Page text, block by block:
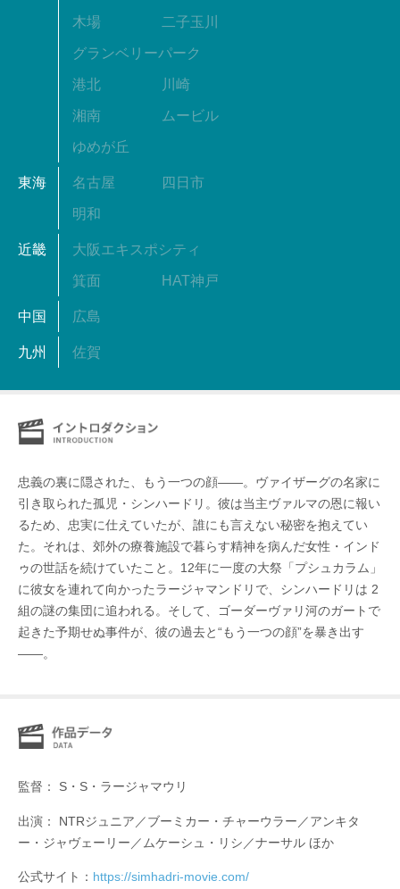
木場 二子玉川
グランベリーパーク
港北 川崎
湘南 ムービル
ゆめが丘
東海 名古屋 四日市
明和
近畿 大阪エキスポシティ
箕面 HAT神戸
中国 広島
九州 佐賀
忠義の裏に隠された、もう一つの顔——。ヴァイザーグの名家に
引き取られた孤児・シンハードリ。彼は当主ヴァルマの恩に報い
るため、忠実に仕えていたが、誰にも言えない秘密を抱えてい
た。それは、郊外の療養施設で暮らす精神を病んだ女性・インド
ゥの世話を続けていたこと。12年に一度の大祭「プシュカラム」
に彼女を連れて向かったラージャマンドリで、シンハードリは 2
組の謎の集団に追われる。そして、ゴーダーヴァリ河のガートで
起きた予期せぬ事件が、彼の過去と“もう一つの顔”を暴き出す
——。
監督： S・S・ラージャマウリ
出演： NTRジュニア／ブーミカー・チャーウラー／アンキタ
ー・ジャヴェーリー／ムケーシュ・リシ／ナーサル ほか
公式サイト： https://simhadri-movie.com/